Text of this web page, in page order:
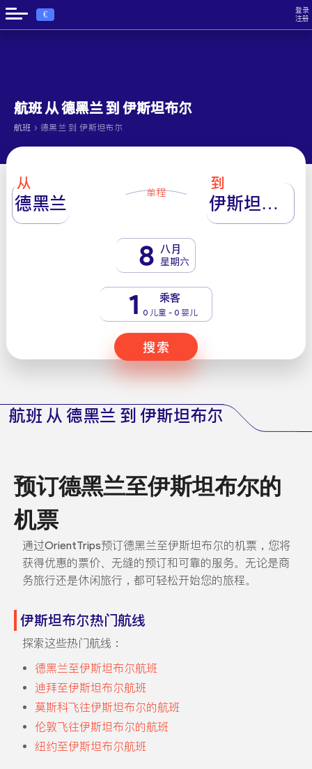
€
登录
注册
航班 从 德黑兰 到 伊斯坦布尔
航班 › 德黑兰 到 伊斯坦布尔
从
德黑兰 单程
到
伊斯坦布尔
8 八月
星期六
1 乘客
0 儿童 - 0 婴儿
搜索
航班 从 德黑兰 到 伊斯坦布尔
预订德黑兰至伊斯坦布尔的
机票
通过OrientTrips预订德黑兰至伊斯坦布尔的机票，您将
获得优惠的票价、无缝的预订和可靠的服务。无论是商
务旅行还是休闲旅行，都可轻松开始您的旅程。
伊斯坦布尔热门航线
探索这些热门航线：
德黑兰至伊斯坦布尔航班
迪拜至伊斯坦布尔航班
莫斯科飞往伊斯坦布尔的航班
伦敦飞往伊斯坦布尔的航班
纽约至伊斯坦布尔航班